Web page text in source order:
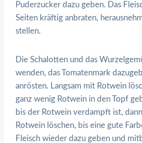
Puderzucker dazu geben. Das
Seiten kräftig anbraten,
stellen.
Die Schalotten und das
wenden, das Tomatenmark
anrösten. Langsam mit Rotwein
ganz wenig Rotwein in den Topf
bis der Rotwein verdampft ist,
Rotwein löschen, bis eine gute
Fleisch wieder dazu geben und